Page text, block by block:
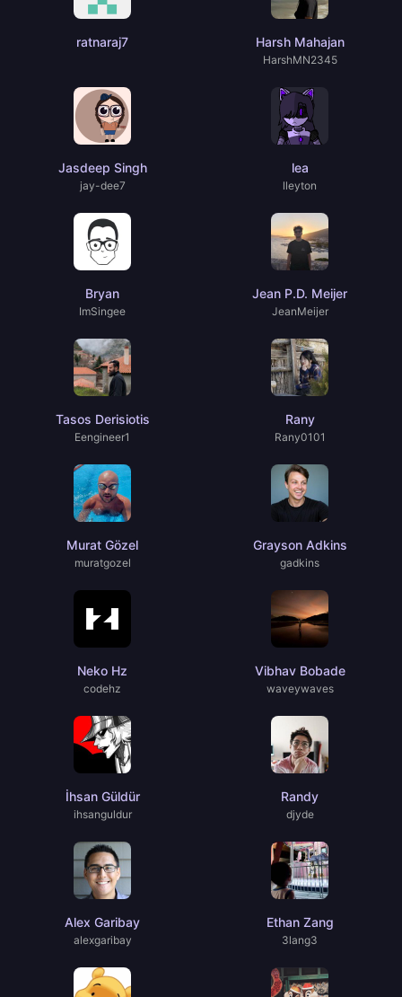
ratnaraj7 Harsh Mahajan
HarshMN2345
Jasdeep Singh
jay-dee7
lea
lleyton
Bryan
ImSingee
Jean P.D. Meijer
JeanMeijer
Tasos Derisiotis
Eengineer1
Rany
Rany0101
Murat Gözel
muratgozel
Grayson Adkins
gadkins
Neko Hz
codehz
Vibhav Bobade
waveywaves
İhsan Güldür
ihsanguldur
Randy
djyde
Alex Garibay
alexgaribay
Ethan Zang
3lang3